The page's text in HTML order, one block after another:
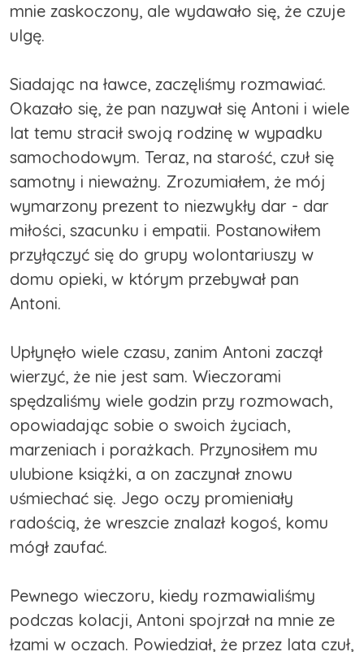
mnie zaskoczony, ale wydawało się, że czuje
ulgę.
Siadając na ławce, zaczęliśmy rozmawiać.
Okazało się, że pan nazywał się Antoni i wiele
lat temu stracił swoją rodzinę w wypadku
samochodowym. Teraz, na starość, czuł się
samotny i nieważny. Zrozumiałem, że mój
wymarzony prezent to niezwykły dar - dar
miłości, szacunku i empatii. Postanowiłem
przyłączyć się do grupy wolontariuszy w
domu opieki, w którym przebywał pan
Antoni.
Upłynęło wiele czasu, zanim Antoni zaczął
wierzyć, że nie jest sam. Wieczorami
spędzaliśmy wiele godzin przy rozmowach,
opowiadając sobie o swoich życiach,
marzeniach i porażkach. Przynosiłem mu
ulubione książki, a on zaczynał znowu
uśmiechać się. Jego oczy promieniały
radością, że wreszcie znalazł kogoś, komu
mógł zaufać.
Pewnego wieczoru, kiedy rozmawialiśmy
podczas kolacji, Antoni spojrzał na mnie ze
łzami w oczach. Powiedział, że przez lata czuł,